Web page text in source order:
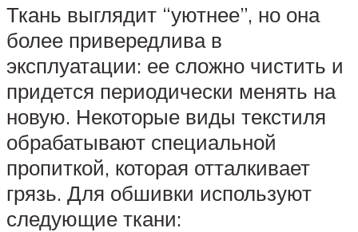
Ткань выглядит “уютнее”, но она
более привередлива в
эксплуатации: ее сложно чистить и
придется периодически менять на
новую. Некоторые виды текстиля
обрабатывают специальной
пропиткой, которая отталкивает
грязь. Для обшивки используют
следующие ткани: